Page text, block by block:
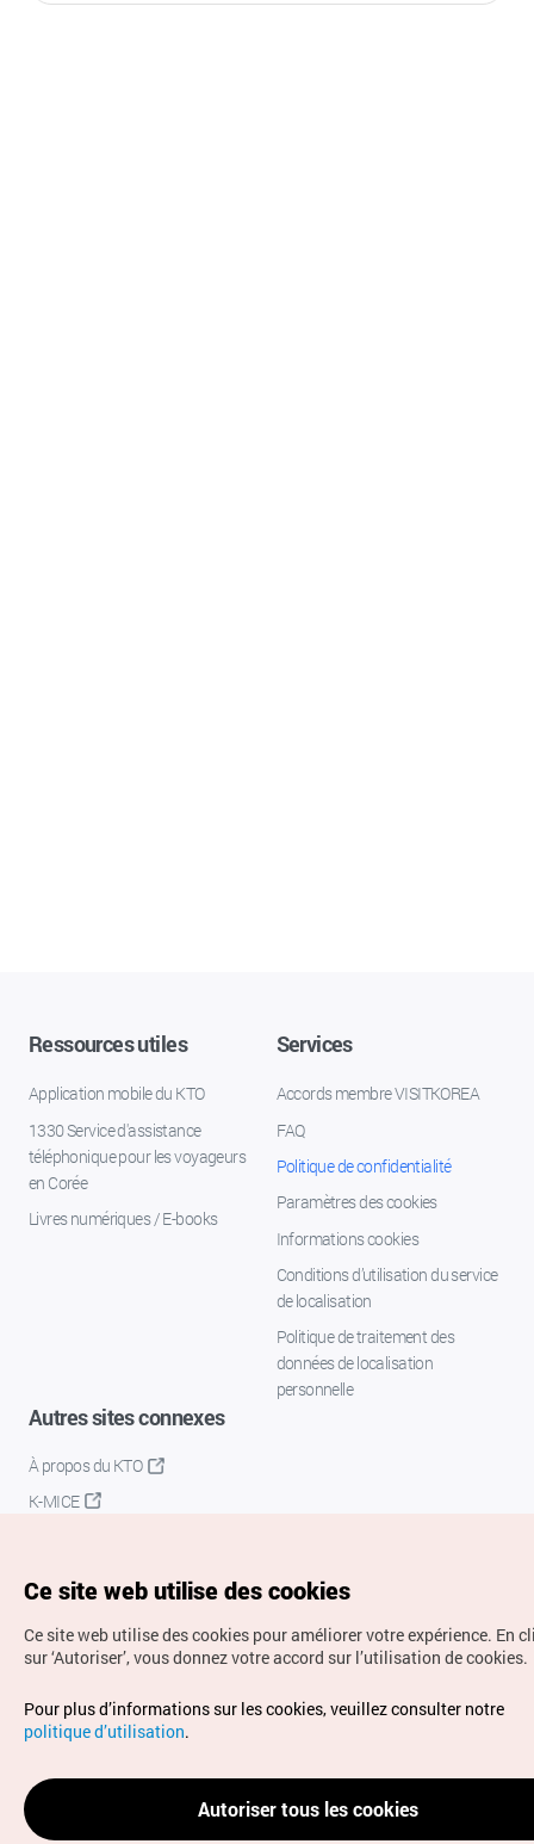
Ressources utiles
Application mobile du KTO
1330 Service d'assistance
téléphonique pour les voyageurs
en Corée
Livres numériques / E-books
Services
Accords membre VISITKOREA
FAQ
Politique de confidentialité
Paramètres des cookies
Informations cookies
Conditions d’utilisation du service
de localisation
Politique de traitement des
données de localisation
personnelle
Autres sites connexes
À propos du KTO
K-MICE
Droits d’auteur (c) Office National du Tourisme en Corée.
Tous droits réservés.
Pour les rapports d'erreurs et demandes de renseignements,
adressez vos demandes à
info.ontc@gmail.com
Ce site web utilise des cookies
Ce site web utilise des cookies pour améliorer votre expérience. En
sur ‘Autoriser’, vous donnez votre accord sur l’utilisation de cookies.
Pour plus d’informations sur les cookies, veuillez consulter notre
politique d’utilisation.
Autoriser tous les cookies